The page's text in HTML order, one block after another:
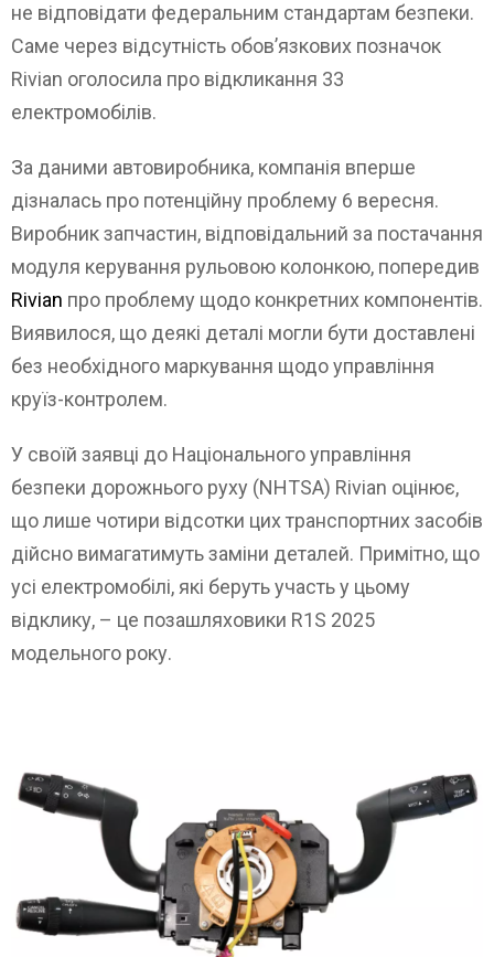
не відповідати федеральним стандартам безпеки.
Саме через відсутність обов’язкових позначок
Rivian оголосила про відкликання 33
електромобілів.
За даними автовиробника, компанія вперше
дізналась про потенційну проблему 6 вересня.
Виробник запчастин, відповідальний за постачання
модуля керування рульовою колонкою, попередив
Rivian про проблему щодо конкретних компонентів.
Виявилося, що деякі деталі могли бути доставлені
без необхідного маркування щодо управління
круїз-контролем.
У своїй заявці до Національного управління
безпеки дорожнього руху (NHTSA) Rivian оцінює,
що лише чотири відсотки цих транспортних засобів
дійсно вимагатимуть заміни деталей. Примітно, що
усі електромобілі, які беруть участь у цьому
відклику, – це позашляховики R1S 2025
модельного року.